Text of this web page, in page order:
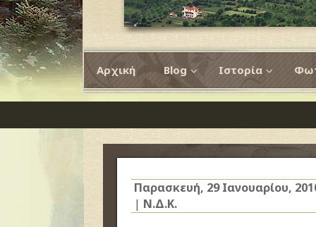
Αρχική Blog Ιστορία
Παρασκευή, 29 Ιανουαρίου,
| Ν.Δ.Κ.